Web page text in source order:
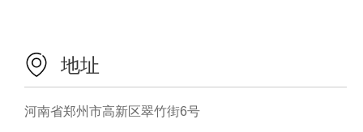
地址
河南省郑州市高新区翠竹街6号